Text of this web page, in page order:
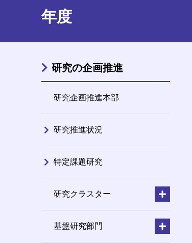
年度
研究の企画推進
研究企画推進本部
研究推進状況
特定課題研究
研究クラスター
基盤研究部門